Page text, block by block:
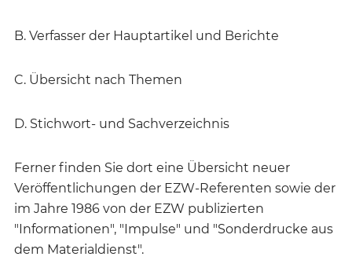
B. Verfasser der Hauptartikel und Berichte
C. Übersicht nach Themen
D. Stichwort- und Sachverzeichnis
Ferner finden Sie dort eine Übersicht neuer
Veröffentlichungen der EZW-Referenten sowie der
im Jahre 1986 von der EZW publizierten
"Informationen", "Impulse" und "Sonderdrucke aus
dem Materialdienst".